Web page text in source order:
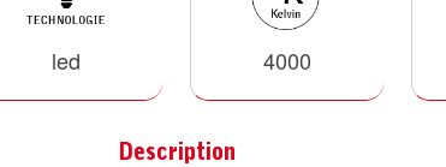
led 4000
Description